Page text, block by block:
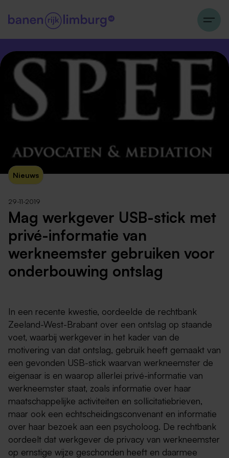
Nieuws
29-11-2019
Mag werkgever USB-stick met
privé-informatie van
werkneemster gebruiken voor
onderbouwing ontslag
In een recente kwestie, oordeelde de rechtbank
Zeeland-West-Brabant over een ontslag op staande
voet, waarbij werkgever in het kader van de
motivering van dat ontslag, gebruik heeft gemaakt van
een gevonden USB-stick waarvan werkneemster de
eigenaar is en waarop allerlei privé-informatie van
werkneemster staat, zoals informatie over haar
maatschappelijke activiteiten en sollicitatiebrieven,
maar ook een echtscheidingsconvenant en informatie
over haar bezoek aan een psycholoog. De rechtbank
oordeelt dat werkgever de privacy van werkneemster
op ernstige wijze geschonden heeft en daarmee